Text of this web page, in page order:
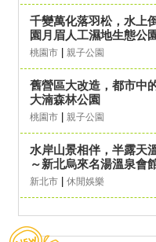
千變萬化落羽松，水上
園月眉人工濕地生態公
桃園市 親子公園
舊營區大改造，都市中
大湳森林公園
桃園市 親子公園
水岸山景相伴，半露天
～新北烏來名湯溫泉會
新北市 休閒娛樂